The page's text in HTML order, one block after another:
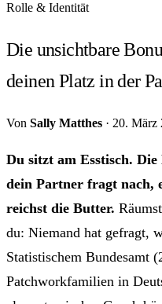
Rolle & Identität
Die unsichtbare
deinen Platz in der
Von Sally Matthes · 20. März
Du sitzt am Esstisch.
dein Partner fragt nach,
reichst die Butter.
du: Niemand hat gefragt,
Statistischem Bundesamt
Patchworkfamilien in